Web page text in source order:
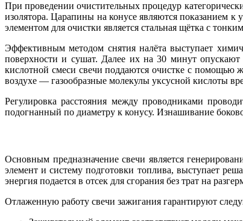
При проведении очистительных процедур
изолятора. Царапины на конусе являются показанием к
элементом для очистки является стальная щётка с
Эффективным методом снятия налёта выступает
поверхности и сушат. Далее их на 30 минут опускают
кислотной смеси свечи поддаются очистке с помощью
воздухе — газообразные молекулы уксусной кислоты
Регулировка расстояния между проводниками
подогнанный по диаметру к конусу. Изнашивание
Основным предназначение свечи является
элемент и систему подготовки топлива, выступает
энергия подается в отсек для сгорания без трат на
Отлаженную работу свечи зажигания гарантируют